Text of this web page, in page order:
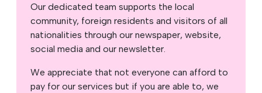
Our dedicated team supports the local
community, foreign residents and visitors of all
nationalities through our newspaper, website,
social media and our newsletter.
We appreciate that not everyone can afford to
pay for our services but if you are able to, we